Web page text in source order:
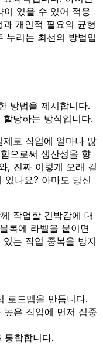
이 있을 수 있어 적응
개인적 필요의 균형
누리는 최선의 방법입
방법을 제시합니다.
당하는 방식입니다.
로 작업에 얼마나 많
으로써 생산성을 향
, 진짜 이렇게 오래 걸
있나요? 아마도 당신
작업할 긴박감에 대
록에 라벨을 붙이면
는 작업 중복을 방지
로드맵을 만듭니다.
높은 작업에 먼저 집중
통합합니다.